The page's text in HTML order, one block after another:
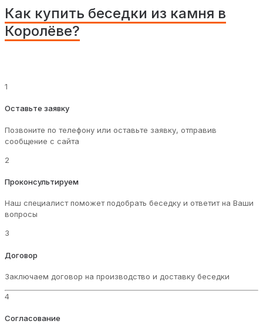
Как купить беседки из камня в
Королёве?
1
Оставьте заявку
Позвоните по телефону или оставьте заявку, отправив
сообщение с сайта
2
Проконсультируем
Наш специалист поможет подобрать беседку и ответит на Ваши
вопросы
3
Договор
Заключаем договор на производство и доставку беседки
4
Согласование